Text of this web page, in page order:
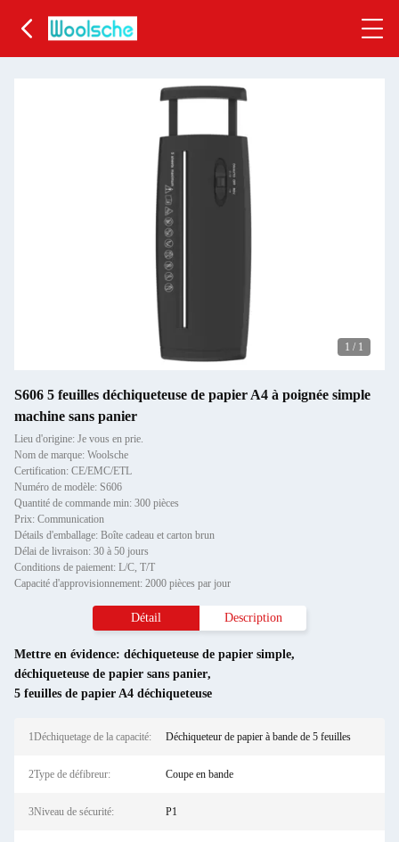
1 / 1
S606 5 feuilles déchiqueteuse de papier A4 à poignée simple
machine sans panier
Lieu d'origine: Je vous en prie.
Nom de marque: Woolsche
Certification: CE/EMC/ETL
Numéro de modèle: S606
Quantité de commande min: 300 pièces
Prix: Communication
Détails d'emballage: Boîte cadeau et carton brun
Délai de livraison: 30 à 50 jours
Conditions de paiement: L/C, T/T
Capacité d'approvisionnement: 2000 pièces par jour
Détail Description
Mettre en évidence: déchiqueteuse de papier simple,
déchiqueteuse de papier sans panier,
5 feuilles de papier A4 déchiqueteuse
1Déchiquetage de la capacité: Déchiqueteur de papier à bande de 5 feuilles
2Type de défibreur: Coupe en bande
3Niveau de sécurité: P1